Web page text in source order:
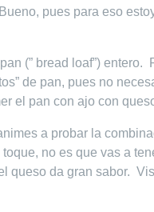
pues para eso
(” bread loaf”)
de pan, pues no
el pan con ajo con
a probar la
no es que vas a
queso da gran sabor.